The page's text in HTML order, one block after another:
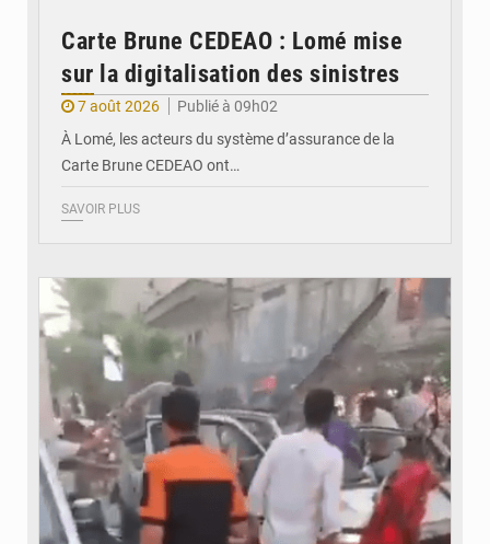
Carte Brune CEDEAO : Lomé mise
sur la digitalisation des sinistres
7 août 2026
Publié à 09h02
À Lomé, les acteurs du système d’assurance de la
Carte Brune CEDEAO ont…
SAVOIR PLUS